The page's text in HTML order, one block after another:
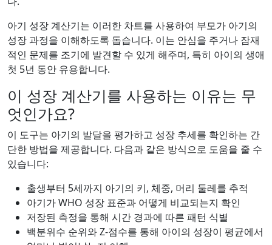
아기 성장 계산기는 이러한 차트를 사용하여 부모가 아기의
성장 과정을 이해하도록 돕습니다. 이는 안심을 주거나 잠재
적인 문제를 조기에 발견할 수 있게 해주며, 특히 아이의 생애
첫 5년 동안 유용합니다.
이 성장 계산기를 사용하는 이유는 무
엇인가요?
이 도구는 아기의 발달을 평가하고 성장 추세를 확인하는 간
단한 방법을 제공합니다. 다음과 같은 방식으로 도움을 줄 수
있습니다:
출생부터 5세까지 아기의 키, 체중, 머리 둘레를 추적
아기가 WHO 성장 표준과 어떻게 비교되는지 확인
저장된 측정을 통해 시간 경과에 따른 패턴 식별
백분위수 순위와 Z-점수를 통해 아이의 성장이 평균에서